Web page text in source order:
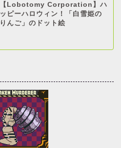
【Lobotomy Corporation】ハ
ッピーハロウィン！「白雪姫の
りんご」のドット絵